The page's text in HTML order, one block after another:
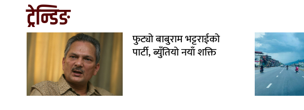
ट्रेन्डिङ
फुट्यो बाबुराम भट्टराईको
पार्टी, ब्युँतियो नयाँ शक्ति